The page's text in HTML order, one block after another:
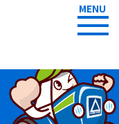
MENU